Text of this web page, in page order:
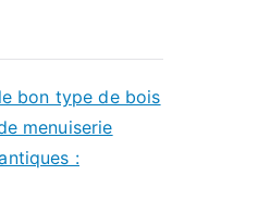
bon type de bois
menuiserie
: